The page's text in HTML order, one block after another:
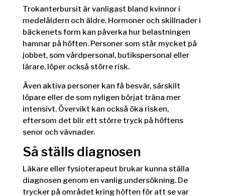
Trokanterbursit är vanligast bland kvinnor i
medelåldern och äldre. Hormoner och skillnader i
bäckenets form kan påverka hur belastningen
hamnar på höften. Personer som står mycket på
jobbet, som vårdpersonal, butikspersonal eller
lärare, löper också större risk.
Även aktiva personer kan få besvär, särskilt
löpare eller de som nyligen börjat träna mer
intensivt. Övervikt kan också öka risken,
eftersom det blir ett större tryck på höftens
senor och vävnader.
Så ställs diagnosen
Läkare eller fysioterapeut brukar kunna ställa
diagnosen genom en vanlig undersökning. De
trycker på området kring höften för att se var